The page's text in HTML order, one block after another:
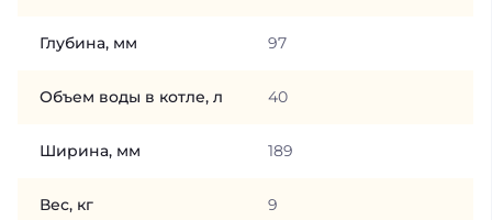
Глубина, мм 97
Объем воды в котле, л 40
Ширина, мм 189
Вес, кг 9